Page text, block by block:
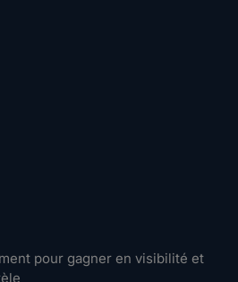
pour gagner en visibilité et